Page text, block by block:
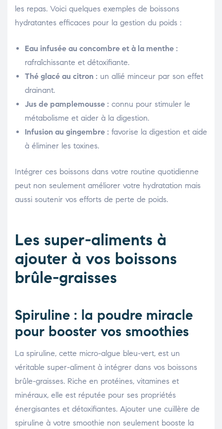
les repas. Voici quelques exemples de boissons
hydratantes efficaces pour la gestion du poids :
Eau infusée au concombre et à la menthe :
rafraîchissante et détoxifiante.
Thé glacé au citron : un allié minceur par son effet
drainant.
Jus de pamplemousse : connu pour stimuler le
métabolisme et aider à la digestion.
Infusion au gingembre : favorise la digestion et aide
à éliminer les toxines.
Intégrer ces boissons dans votre routine quotidienne
peut non seulement améliorer votre hydratation mais
aussi soutenir vos efforts de perte de poids.
Les super-aliments à
ajouter à vos boissons
brûle-graisses
Spiruline : la poudre miracle
pour booster vos smoothies
La spiruline, cette micro-algue bleu-vert, est un
véritable super-aliment à intégrer dans vos boissons
brûle-graisses. Riche en protéines, vitamines et
minéraux, elle est réputée pour ses propriétés
énergisantes et détoxifiantes. Ajouter une cuillère de
spiruline à votre smoothie non seulement booste la